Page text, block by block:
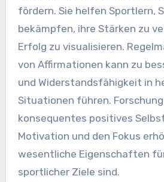
fördern. Sie helfen Sportlern,
bekämpfen, ihre Stärken zu
Erfolg zu visualisieren.
von Affirmationen kann zu
und Widerstandsfähigkeit in
Situationen führen.
konsequentes positives
Motivation und den Fokus
wesentliche Eigenschaften
sportlicher Ziele sind.